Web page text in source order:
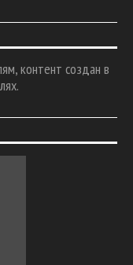
контент создан в